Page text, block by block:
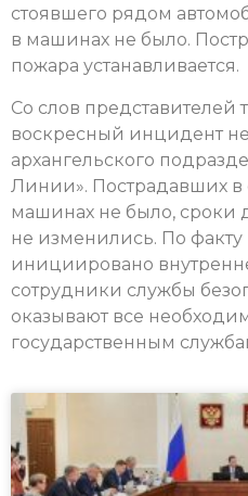
стоявшего рядом
в машинах не было.
пожара устанавливается.
Со слов
воскресный инцидент не
архангельского
Линии». Пострадавших в
машинах не было, сроки
не изменились. По
инициировано
сотрудники службы
оказывают все
государственным